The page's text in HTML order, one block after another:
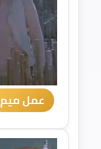
عمل ميم